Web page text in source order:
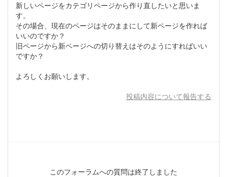
新しいページをカテゴリページから作り直したいと思いま
す。
その場合、現在のページはそのままにして新ページを作れば
いいのですか？
旧ページから新ページへの切り替えはそのようにすればいい
ですか？
よろしくお願いします。
投稿内容について報告する
このフォーラムへの質問は終了しました